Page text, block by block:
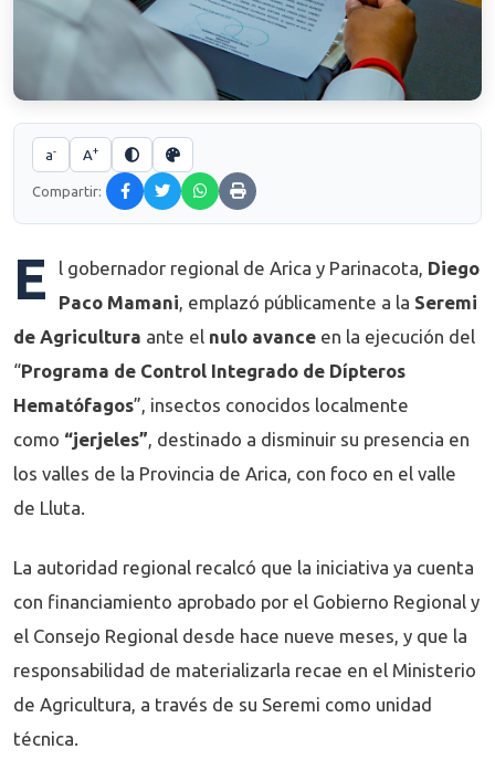
a- A+
Compartir:
E l gobernador regional de Arica y Parinacota, Diego
Paco Mamani , emplazó públicamente a la Seremi
de Agricultura ante el nulo avance en la ejecución del
“Programa de Control Integrado de Dípteros
Hematófagos”, insectos conocidos localmente
como “jerjeles” , destinado a disminuir su presencia en
los valles de la Provincia de Arica, con foco en el valle
de Lluta.
La autoridad regional recalcó que la iniciativa ya cuenta
con financiamiento aprobado por el Gobierno Regional y
el Consejo Regional desde hace nueve meses, y que la
responsabilidad de materializarla recae en el Ministerio
de Agricultura, a través de su Seremi como unidad
técnica.